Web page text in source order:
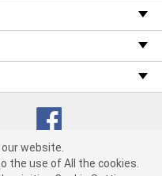
"Accept", you consent
cookies.
v OST_3.2.0.0.729 (3) cv1361
website.
the use of All the cookies.